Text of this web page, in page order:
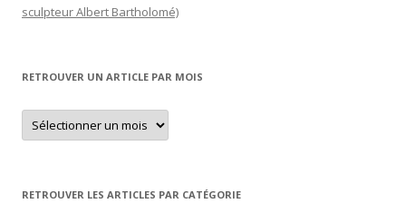
sculpteur Albert Bartholomé)
RETROUVER UN ARTICLE PAR MOIS
Retrouver
un
article
RETROUVER LES ARTICLES PAR CATÉGORIE